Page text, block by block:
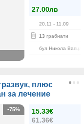
27.00лв
20.11 - 11.09
13 грабнати
бул Никола
плюс
за лечение
15.33€
61.36€
-75%